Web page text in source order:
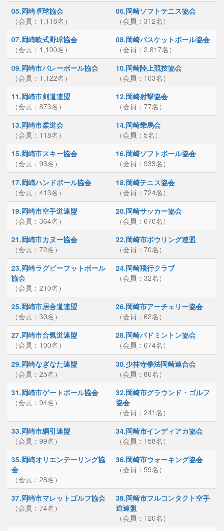
05.岡崎卓球協会
（会員：1,118名）
06.岡崎ソフトテニス協会
（会員：312名）
07.岡崎軟式野球協会
（会員：1,100名）
08.岡崎バスケットボール協会
（会員：2,817名）
09.岡崎市バレーボール協会
（会員：1,122名）
10.岡崎陸上競技協会
（会員：103名）
11.岡崎市剣道連盟
（会員：873名）
12.岡崎射撃協会
（会員：77名）
13.岡崎市柔道会
（会員：118名）
14.岡崎乗馬会
（会員：5名）
15.岡崎市スキー協会
（会員：93名）
16.岡崎ソフトボール協会
（会員：933名）
17.岡崎ハンドボール協会
（会員：413名）
18.岡崎テニス協会
（会員：724名）
19.岡崎市空手道連盟
（会員：364名）
20.岡崎サッカー協会
（会員：670名）
21.岡崎市カヌー協会
（会員：72名）
22.岡崎市ボウリング連盟
（会員：70名）
23.岡崎ラグビーフットボール
協会
（会員：210名）
24.岡崎飛行クラブ
（会員：32名）
25.岡崎市居合道連盟
（会員：30名）
26.岡崎市アーチェリー協会
（会員：62名）
27.岡崎市合氣道連盟
（会員：100名）
28.岡崎バドミントン協会
（会員：674名）
29.岡崎なぎなた連盟
（会員：25名）
30.少林寺拳法岡崎連合会
（会員：86名）
31.岡崎市ゲートボール協会
（会員：94名）
32.岡崎市グラウンド・ゴルフ
協会
（会員：241名）
33.岡崎市綱引連盟
（会員：99名）
34.岡崎市インディアカ協会
（会員：158名）
35.岡崎オリエンテーリング協
会
（会員：28名）
36.岡崎市ウォーキング協会
（会員：59名）
37.岡崎市マレットゴルフ協会
（会員：74名）
38.岡崎市フルコンタクト空手
道連盟
（会員：120名）